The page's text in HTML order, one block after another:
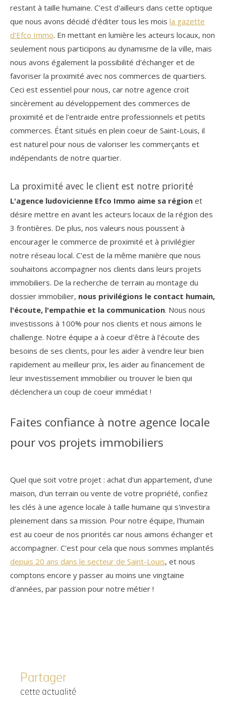
restant à taille humaine. C'est d'ailleurs dans cette optique
que nous avons décidé d'éditer tous les mois la gazette
d'Efco Immo. En mettant en lumière les acteurs locaux, non
seulement nous participons au dynamisme de la ville, mais
nous avons également la possibilité d'échanger et de
favoriser la proximité avec nos commerces de quartiers.
Ceci est essentiel pour nous, car notre agence croit
sincèrement au développement des commerces de
proximité et de l'entraide entre professionnels et petits
commerces. Étant situés en plein coeur de Saint-Louis, il
est naturel pour nous de valoriser les commerçants et
indépendants de notre quartier.
La proximité avec le client est notre priorité
L'agence ludovicienne Efco Immo aime sa région et
désire mettre en avant les acteurs locaux de la région des
3 frontières. De plus, nos valeurs nous poussent à
encourager le commerce de proximité et à privilégier
notre réseau local. C'est de la même manière que nous
souhaitons accompagner nos clients dans leurs projets
immobiliers. De la recherche de terrain au montage du
dossier immobilier, nous privilégions le contact humain,
l'écoute, l'empathie et la communication. Nous nous
investissons à 100% pour nos clients et nous aimons le
challenge. Notre équipe a à coeur d'être à l'écoute des
besoins de ses clients, pour les aider à vendre leur bien
rapidement au meilleur prix, les aider au financement de
leur investissement immobilier ou trouver le bien qui
déclenchera un coup de coeur immédiat !
Faites confiance à notre agence locale
pour vos projets immobiliers
Quel que soit votre projet : achat d'un appartement, d'une
maison, d'un terrain ou vente de votre propriété, confiez
les clés à une agence locale à taille humaine qui s'investira
pleinement dans sa mission. Pour notre équipe, l'humain
est au coeur de nos priorités car nous aimons échanger et
accompagner. C'est pour cela que nous sommes implantés
depuis 20 ans dans le secteur de Saint-Louis, et nous
comptons encore y passer au moins une vingtaine
d'années, par passion pour notre métier !
Partager
cette actualité